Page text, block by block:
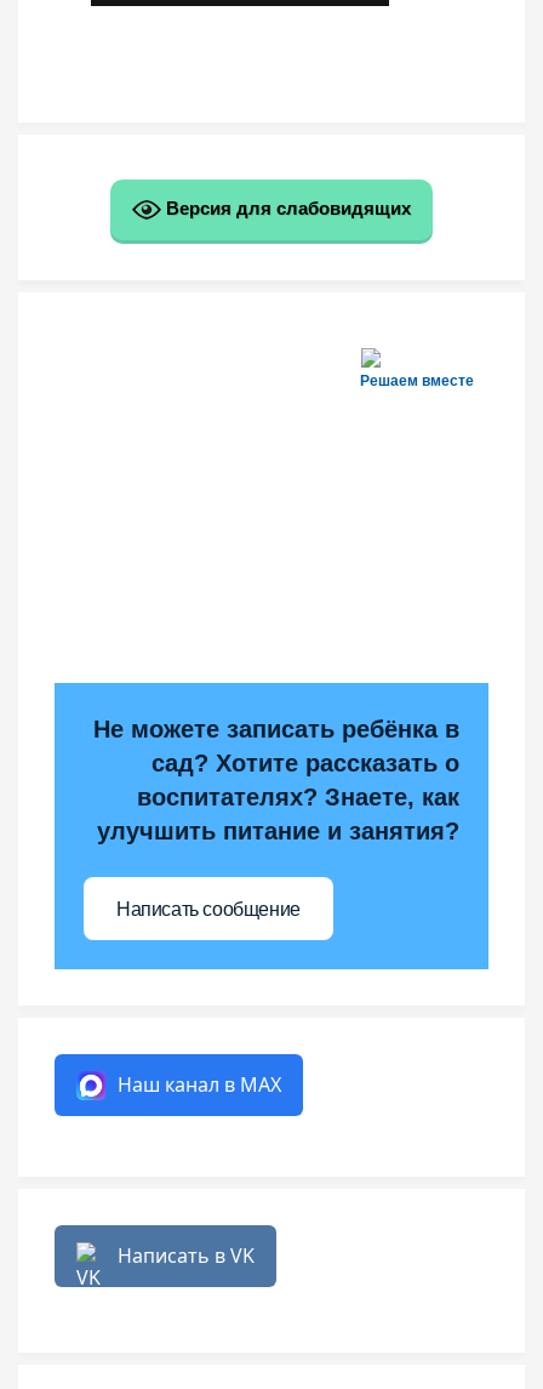
Версия для слабовидящих
Решаем вместе
Не можете записать ребёнка в
сад? Хотите рассказать о
воспитателях? Знаете, как
улучшить питание и занятия?
Написать сообщение
Наш канал в MAX
Написать в VK